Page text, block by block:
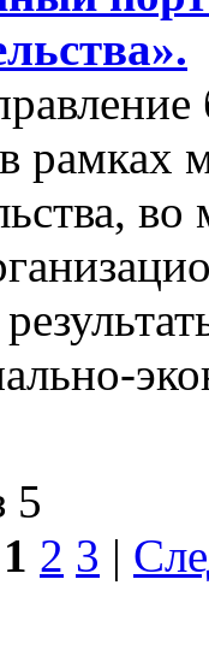
5
1 2 3 |